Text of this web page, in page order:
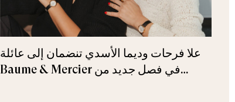
علا فرحات وديما الأسدي تنضمان إلى عائلة
Baume & Mercier في فصل جديد من